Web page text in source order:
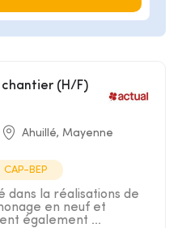
chantier (H/F)
Ahuillé, Mayenne
CAP-BEP
dans la réalisations de
en neuf et
également ...